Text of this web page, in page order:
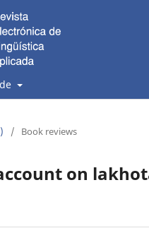
/ Book reviews
on